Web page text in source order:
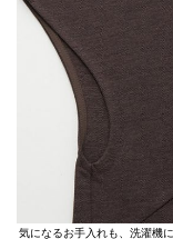
気になるお手入れも、洗濯機